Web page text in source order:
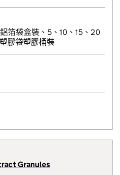
箔袋盒裝、5、10、15、20
膠袋塑膠桶裝
Granules